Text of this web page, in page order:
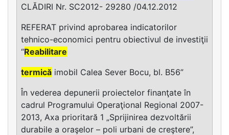
CLĂDIRI Nr. SC2012- 29280 /04.12.2012
REFERAT privind aprobarea indicatorilor
tehnico-economici pentru obiectivul de investiţii
“Reabilitare
termică imobil Calea Sever Bocu, bl. B56”
În vederea depunerii proiectelor finanţate în
cadrul Programului Operaţional Regional 2007-
2013, Axa prioritară 1 „Sprijinirea dezvoltării
durabile a oraşelor – poli urbani de creştere”,